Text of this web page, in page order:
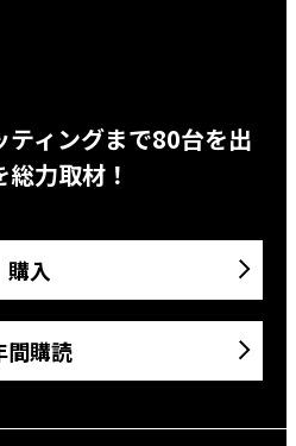
ティングまで80台を出
力取材！
購入
間購読